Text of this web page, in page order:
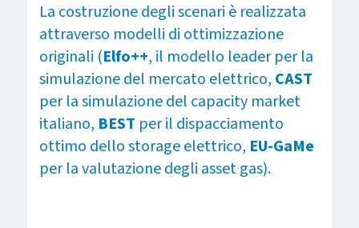
La costruzione degli scenari è realizzata
attraverso modelli di ottimizzazione
originali (Elfo++, il modello leader per la
simulazione del mercato elettrico, CAST
per la simulazione del capacity market
italiano, BEST per il dispacciamento
ottimo dello storage elettrico, EU-GaMe
per la valutazione degli asset gas).